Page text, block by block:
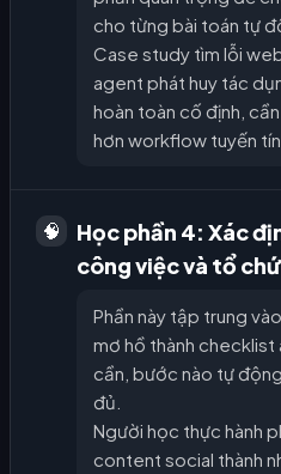
cho từng bài toán tự
Case study tìm lỗi
agent phát huy tác
hoàn toàn cố định,
hơn workflow tuyến
🧠
Học phần 4: Xác
công việc và tổ
Phần này tập trung
mơ hồ thành checklist
cần, bước nào tự
đủ.
Người học thực hành
content social thành